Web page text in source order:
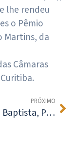
lhe rendeu
o Pêmio
Martins, da
Câmaras
PRÓXIMO
Ronaldo Baptista, Patrono da Cadeira 43 da ABR